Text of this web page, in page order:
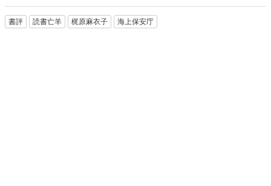
書評 読書亡羊 梶原麻衣子 海上保安庁